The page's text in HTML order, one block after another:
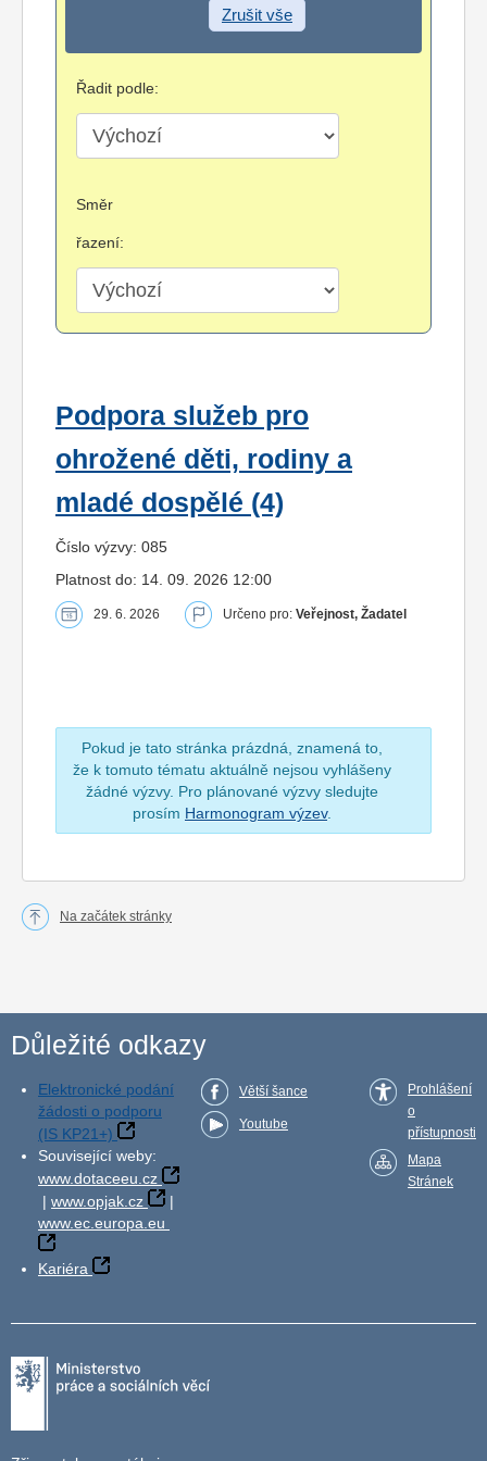
Zrušit vše
Řadit podle:
Směr
řazení:
Podpora služeb pro
ohrožené děti, rodiny a
mladé dospělé (4)
Číslo výzvy: 085
Platnost do: 14. 09. 2026 12:00
29. 6. 2026 Určeno pro: Veřejnost, Žadatel
Pokud je tato stránka prázdná, znamená to,
že k tomuto tématu aktuálně nejsou vyhlášeny
žádné výzvy. Pro plánované výzvy sledujte
prosím Harmonogram výzev.
Na začátek stránky
Důležité odkazy
Elektronické podání
žádosti o podporu
(IS KP21+)
Související weby:
www.dotaceeu.cz
| www.opjak.cz
|
www.ec.europa.eu
Kariéra
Větší šance
Youtube
Prohlášení
o
přístupnosti
Mapa
Stránek